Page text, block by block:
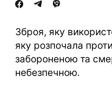
Зброя, яку
яку розпочала
забороненою та
небезпечною.